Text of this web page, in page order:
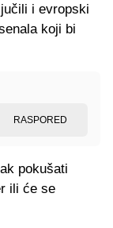
i evropski
koji bi
RASPORED
pokušati
ili će se